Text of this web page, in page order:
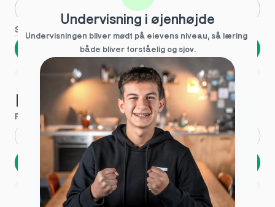
Se flere
Næste
Spring over
1 ud af 9 for at finde den rette tutor
Hvad hedder du?
Fornavn Efternavn*
Næste
Opbevares sikkert - oplysninger deles aldrig
1 ud af 9 for at finde den rette tutor
Undervisning i øjenhøjde
Undervisningen bliver mødt på elevens niveau, så læring
både bliver forståelig og sjov.